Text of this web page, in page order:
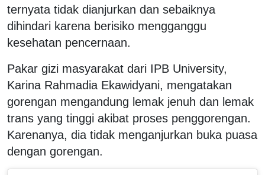
ternyata tidak dianjurkan dan sebaiknya
dihindari karena berisiko mengganggu
kesehatan pencernaan.
Pakar gizi masyarakat dari IPB University,
Karina Rahmadia Ekawidyani, mengatakan
gorengan mengandung lemak jenuh dan lemak
trans yang tinggi akibat proses penggorengan.
Karenanya, dia tidak menganjurkan buka puasa
dengan gorengan.